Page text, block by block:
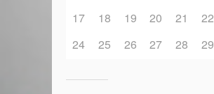
17
18 19 20 21 22
24
25 26 27 28 29